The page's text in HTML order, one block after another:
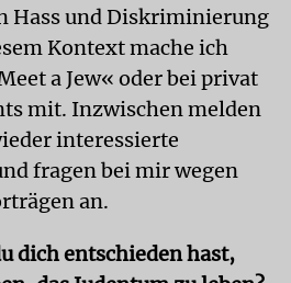
Hass und Diskriminierung
Kontext mache ich
a Jew« oder bei privat
mit. Inzwischen melden
interessierte
fragen bei mir wegen
an.
dich entschieden hast,